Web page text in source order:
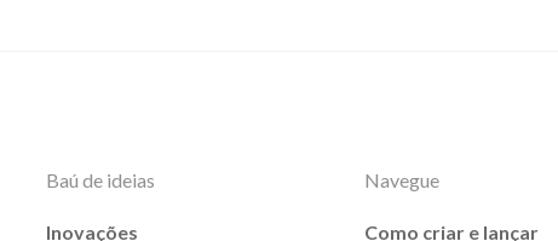
Baú de ideias
Inovações
Navegue
Como criar e lançar